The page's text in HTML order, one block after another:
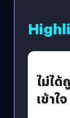
ไม่ไ
เข้าใ